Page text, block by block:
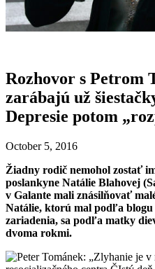
Rozhovor s Petrom
zarábajú už
Depresie potom
October 5, 2016
Žiadny rodič nemohol zostať
poslankyne Natálie Blahovej
v Galante mali znásilňovať
Natálie, ktorú mal podľa
zariadenia, sa podľa matky
dvoma rokmi.